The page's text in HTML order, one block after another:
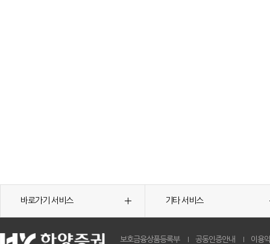
바로가기 서비스 기타 서비스
보호금융상품등록부 공동인증안내 이용